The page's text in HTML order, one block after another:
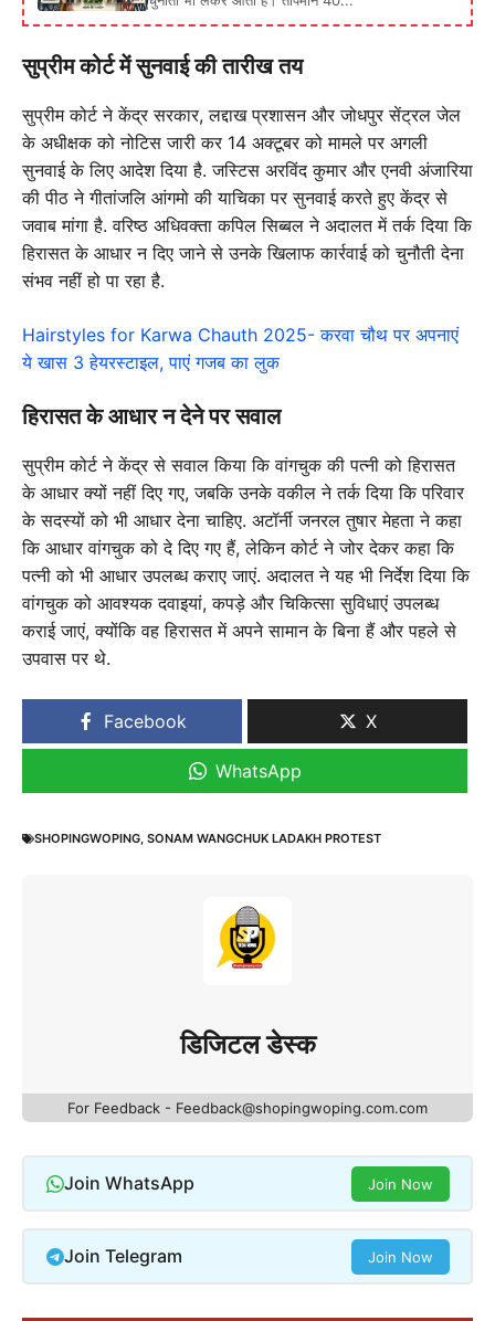
सुप्रीम कोर्ट में सुनवाई की तारीख तय
सुप्रीम कोर्ट ने केंद्र सरकार, लद्दाख प्रशासन और जोधपुर सेंट्रल जेल
के अधीक्षक को नोटिस जारी कर 14 अक्टूबर को मामले पर अगली
सुनवाई के लिए आदेश दिया है. जस्टिस अरविंद कुमार और एनवी अंजारिया
की पीठ ने गीतांजलि आंगमो की याचिका पर सुनवाई करते हुए केंद्र से
जवाब मांगा है. वरिष्ठ अधिवक्ता कपिल सिब्बल ने अदालत में तर्क दिया कि
हिरासत के आधार न दिए जाने से उनके खिलाफ कार्रवाई को चुनौती देना
संभव नहीं हो पा रहा है.
Hairstyles for Karwa Chauth 2025- करवा चौथ पर अपनाएं
ये खास 3 हेयरस्टाइल, पाएं गजब का लुक
हिरासत के आधार न देने पर सवाल
सुप्रीम कोर्ट ने केंद्र से सवाल किया कि वांगचुक की पत्नी को हिरासत
के आधार क्यों नहीं दिए गए, जबकि उनके वकील ने तर्क दिया कि परिवार
के सदस्यों को भी आधार देना चाहिए. अटॉर्नी जनरल तुषार मेहता ने कहा
कि आधार वांगचुक को दे दिए गए हैं, लेकिन कोर्ट ने जोर देकर कहा कि
पत्नी को भी आधार उपलब्ध कराए जाएं. अदालत ने यह भी निर्देश दिया कि
वांगचुक को आवश्यक दवाइयां, कपड़े और चिकित्सा सुविधाएं उपलब्ध
कराई जाएं, क्योंकि वह हिरासत में अपने सामान के बिना हैं और पहले से
उपवास पर थे.
Facebook X
WhatsApp
SHOPINGWOPING, SONAM WANGCHUK LADAKH PROTEST
डिजिटल डेस्क
For Feedback - Feedback@shopingwoping.com.com
Join WhatsApp Join Now
Join Telegram Join Now